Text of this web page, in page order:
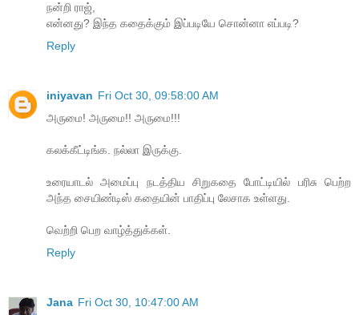
நன்றி ராஜ்,
என்னது? இந்த கதைக்கும் இப்படியே சொன்னா எப்படி?
Reply
iniyavan Fri Oct 30, 09:58:00 AM
அருமை! அருமை!! அருமை!!!
கலக்கீட்டிங்க. நல்லா இருக்கு.
உரையாடல் அமைப்பு நடத்திய சிறுகதை போட்டியில் பரிசு பெற்ற
அந்த சையிண்டிஸ் கதையின் பாதிப்பு லேசாக உள்ளது.
வெற்றி பெற வாழ்த்துக்கள்.
Reply
Jana Fri Oct 30, 10:47:00 AM